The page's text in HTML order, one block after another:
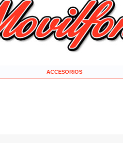
ACCESORIOS